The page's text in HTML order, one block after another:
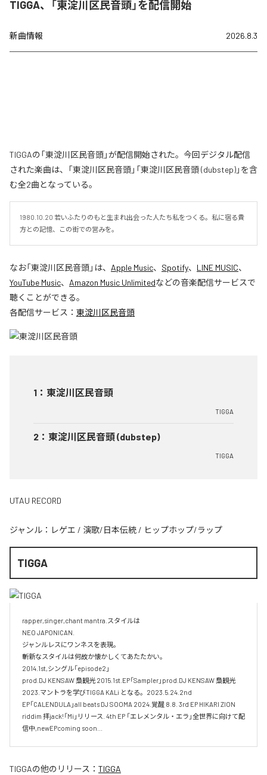
TIGGA、「東淀川区民音頭」を配信開始
新曲情報 2026.8.3
TIGGAの「東淀川区民音頭」が配信開始された。今回デジタル配信
された楽曲は、「東淀川区民音頭」「東淀川区民音頭 (dubstep)」を含
む全2曲となっている。
1980.10.20 若いふたりのもと生まれ出会った人たち私をつくる。私に宿る貴
方との記憶、この街での営みを。
なお「東淀川区民音頭」は、 Apple Music、 Spotify、 LINE MUSIC、
YouTube Music、 Amazon Music Unlimitedなどの音楽配信サービスで
聴くことができる。
各配信サービス： 東淀川区民音頭
1 ： 東淀川区民音頭
TIGGA
2 ： 東淀川区民音頭 (dubstep)
TIGGA
UTAU RECORD
ジャンル： レゲエ / 演歌/日本伝統 / ヒップホップ/ラップ
TIGGA
rapper,singer,chant mantra.スタイルは
NEO JAPONICAN.
ジャンルレスにワンネスを表現。
斬新なスタイルは何故か懐かしくてあたたかい。
2014.1st,シングル「episode2」
prod.DJ KENSAW 梟観光 2015.1st.EP「Sampler」prod.DJ KENSAW 梟観光
2023.マントラを学びTIGGA KALi となる。2023.5.24.2nd
EP「CALENDULA」all beats DJ SOOMA 2024.覚醒 8.8. 3rd EP HIKARI ZION
riddim 拝jack!「Mi」リリース. 4th EP 「エレメンタル・エラ」全世界に向けて配
TIGGAの他のリリース： TIGGA